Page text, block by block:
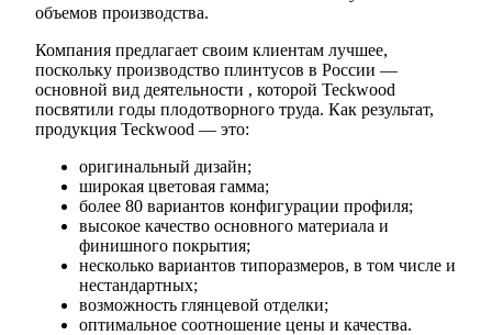
объемов производства.
Компания предлагает своим клиентам лучшее,
поскольку производство плинтусов в России —
основной вид деятельности , которой Teckwood
посвятили годы плодотворного труда. Как результат,
продукция Teckwood — это:
оригинальный дизайн;
широкая цветовая гамма;
более 80 вариантов конфигурации профиля;
высокое качество основного материала и
финишного покрытия;
несколько вариантов типоразмеров, в том числе и
нестандартных;
возможность глянцевой отделки;
оптимальное соотношение цены и качества.